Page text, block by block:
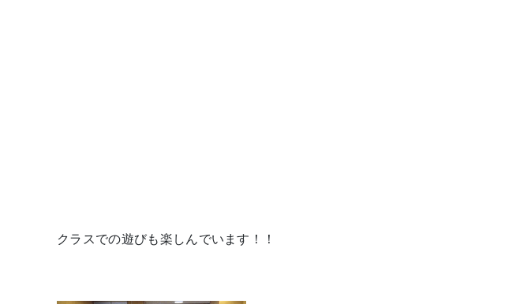
クラスでの遊びも楽しんでいます！！